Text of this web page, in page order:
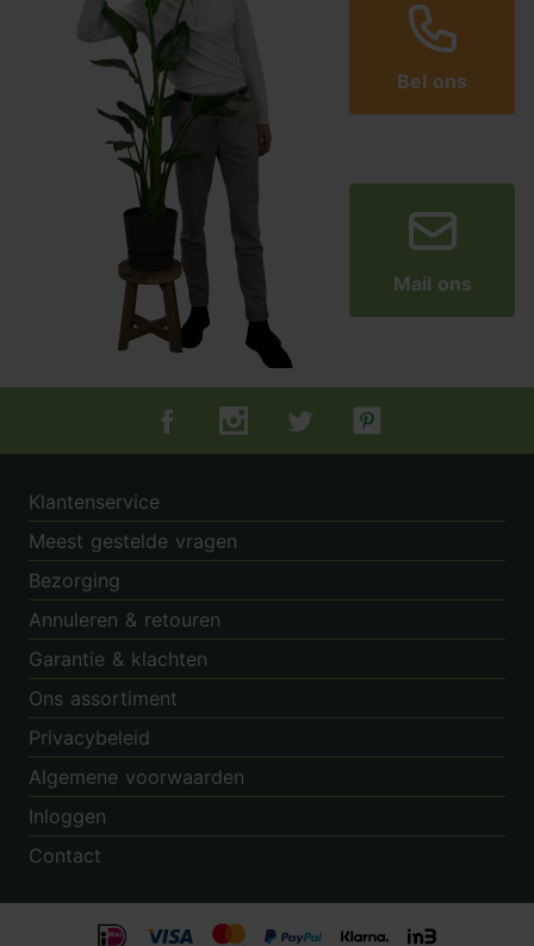
Bel ons
Mail ons
Tuincentrum.nl op Facebook
Tuincentrum.nl op Instagram
Tuincentrum.nl op Twitter
Tuincentrum.nl op
Klantenservice
Meest gestelde vragen
Bezorging
Annuleren & retouren
Garantie & klachten
Ons assortiment
Privacybeleid
Algemene voorwaarden
Inloggen
Contact